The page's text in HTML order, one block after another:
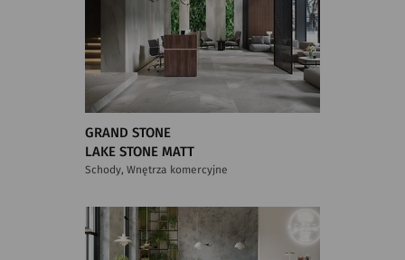
GRAND STONE
LAKE STONE MATT
Schody, Wnętrza komercyjne